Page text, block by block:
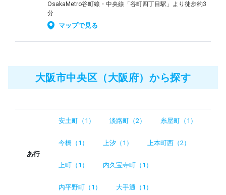
OsakaMetro谷町線・中央線「谷町四丁目駅」より徒歩約3
分
マップで見る
大阪市中央区（大阪府）から探す
あ行
安土町（1） 淡路町（2） 糸屋町（1）
今橋（1） 上汐（1） 上本町西（2）
上町（1） 内久宝寺町（1）
内平野町（1） 大手通（1）